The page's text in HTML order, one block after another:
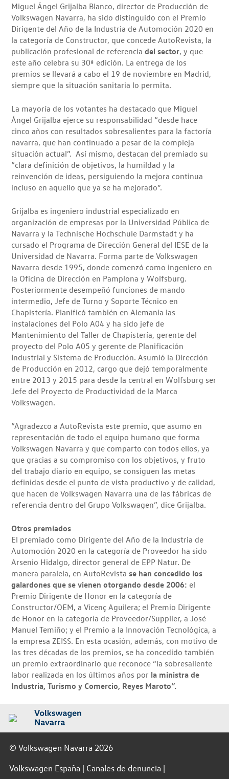
Miguel Ángel Grijalba Blanco, director de Producción de
Volkswagen Navarra, ha sido distinguido con el Premio
Dirigente del Año de la Industria de Automoción 2020 en
la categoría de Constructor, que concede AutoRevista, la
publicación profesional de referenciadel sector, y que
este año celebra su 30ª edición. La entrega de los
premios se llevará a cabo el 19 de noviembre en Madrid,
siempre que la situación sanitaria lo permita.
La mayoría de los votantes ha destacado que Miguel
Ángel Grijalba ejerce su responsabilidad “desde hace
cinco años con resultados sobresalientes para la factoría
navarra, que han continuado a pesar de la compleja
situación actual”. Así mismo, destacan del premiado su
“clara definición de objetivos, la humildad y la
reinvención de ideas, persiguiendo la mejora continua
incluso en aquello que ya se ha mejorado”.
Grijalba es ingeniero industrial especializado en
organización de empresas por la Universidad Pública de
Navarra y la Technische Hochschule Darmstadt y ha
cursado el Programa de Dirección General del IESE de la
Universidad de Navarra. Forma parte de Volkswagen
Navarra desde 1995, donde comenzó como ingeniero en
la Oficina de Dirección en Pamplona y Wolfsburg.
Posteriormente desempeñó funciones de mando
intermedio, Jefe de Turno y Soporte Técnico en
Chapistería. Planificó también en Alemania las
instalaciones del Polo A04 y ha sido jefe de
Mantenimiento del Taller de Chapistería, gerente del
proyecto del Polo A05 y gerente de Planificación
Industrial y Sistema de Producción. Asumió la Dirección
de Producción en 2012, cargo que dejó temporalmente
entre 2013 y 2015 para desde la central en Wolfsburg ser
Jefe del Proyecto de Productividad de la Marca
Volkswagen.
“Agradezco a AutoRevista este premio, que asumo en
representación de todo el equipo humano que forma
Volkswagen Navarra y que comparto con todos ellos, ya
que gracias a su compromiso con los objetivos, y fruto
del trabajo diario en equipo, se consiguen las metas
definidas desde el punto de vista productivo y de calidad,
que hacen de Volkswagen Navarra una de las fábricas de
referencia dentro del Grupo Volkswagen”, dice Grijalba.
Otros premiados
El premiado como Dirigente del Año de la Industria de
Automoción 2020 en la categoría de Proveedor ha sido
Arsenio Hidalgo, director general de EPP Natur. De
manera paralela, en AutoRevista se han concedido los
galardones que se vienen otorgando desde 2006: el
Premio Dirigente de Honor en la categoría de
Constructor/OEM, a Vicenç Aguilera; el Premio Dirigente
de Honor en la categoría de Proveedor/Supplier, a José
Manuel Temiño; y el Premio a la Innovación Tecnológica, a
la empresa ZEISS. En esta ocasión, además, con motivo de
las tres décadas de los premios, se ha concedido también
un premio extraordinario que reconoce “la sobresaliente
labor realizada en los últimos años por la ministra de
Industria, Turismo y Comercio, Reyes Maroto”.
© Volkswagen Navarra 2026
Volkswagen España
Canales de denuncia